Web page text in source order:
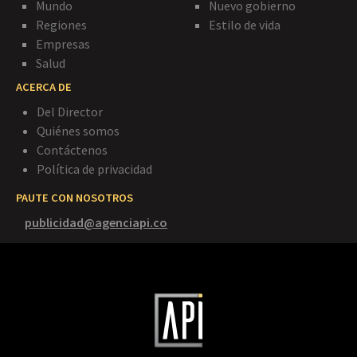
Mundo
Regiones
Empresas
Salud
Nuevo gobierno
Estilo de vida
ACERCA DE
Del Director
Quiénes somos
Contáctenos
Política de privacidad
PAUTE CON NOSOTROS
publicidad@agenciapi.co